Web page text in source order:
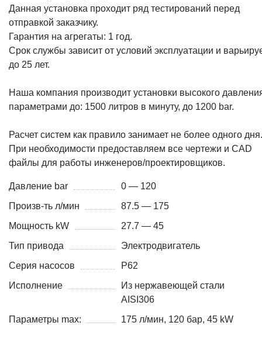
Данная установка проходит ряд тестирований перед
отправкой заказчику.
Гарантия на агрегаты: 1 год.
Срок службы зависит от условий эксплуатации и
до 25 лет.
Наша компания производит установки высокого
параметрами до: 1500 литров в минуту, до 1200 bar.
Расчет систем как правило занимает не более одного дня.
При необходимости предоставляем все чертежи и CAD
файлы для работы инженеров/проектировщиков.
Давление bar
0 — 120
Произв-ть л/мин
87.5 — 175
Мощность kW
27.7 — 45
Тип привода
Электродвигатель
Серия насосов
P62
Исполнение
Из нержавеющей стали
AISI306
Параметры max:
175 л/мин, 120 бар, 45 kW